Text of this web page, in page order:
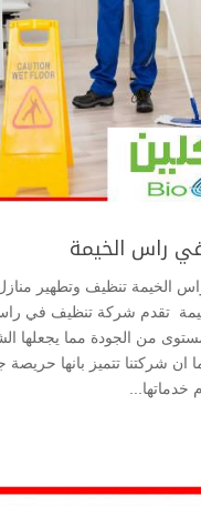
راس الخيمة
الخيمة تنظيف وتطهير
تقدم شركة تنظيف في
من الجودة مما يجعلها
ان شركتنا تتميز بانها
خدماتها...